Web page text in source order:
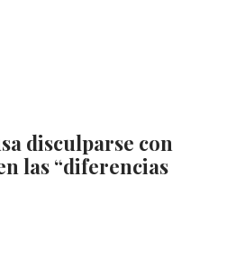
disculparse con
las “diferencias